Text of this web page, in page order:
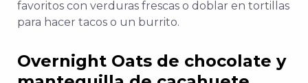
favoritos con verduras frescas o doblar en tortillas
para hacer tacos o un burrito.
Overnight Oats de chocolate y